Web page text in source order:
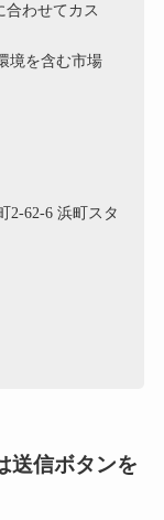
合わせてカス
境を含む市場
2-62-6 浜町スタ
送信ボタンを